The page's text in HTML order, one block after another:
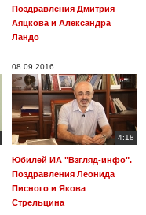
Поздравления Дмитрия
Аяцкова и Александра
Ландо
08.09.2016
4:18
Юбилей ИА "Взгляд-инфо".
Поздравления Леонида
Писного и Якова
Стрельцина